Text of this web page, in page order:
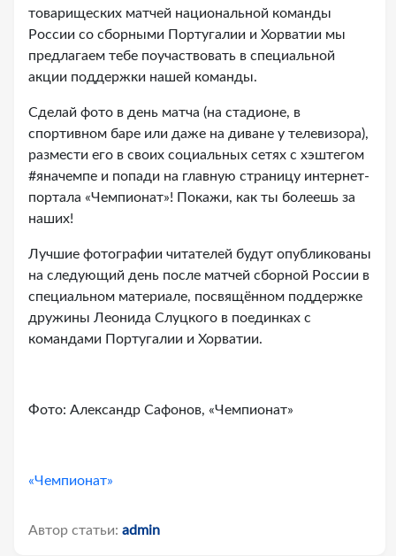
товарищеских матчей национальной команды
России со сборными Португалии и Хорватии мы
предлагаем тебе поучаствовать в специальной
акции поддержки нашей команды.
Сделай фото в день матча (на стадионе, в
спортивном баре или даже на диване у телевизора),
размести его в своих социальных сетях с хэштегом
#яначемпе и попади на главную страницу интернет-
портала «Чемпионат»! Покажи, как ты болеешь за
наших!
Лучшие фотографии читателей будут опубликованы
на следующий день после матчей сборной России в
специальном материале, посвящённом поддержке
дружины Леонида Слуцкого в поединках с
командами Португалии и Хорватии.
Фото: Александр Сафонов, «Чемпионат»
«Чемпионат»
Автор статьи: admin